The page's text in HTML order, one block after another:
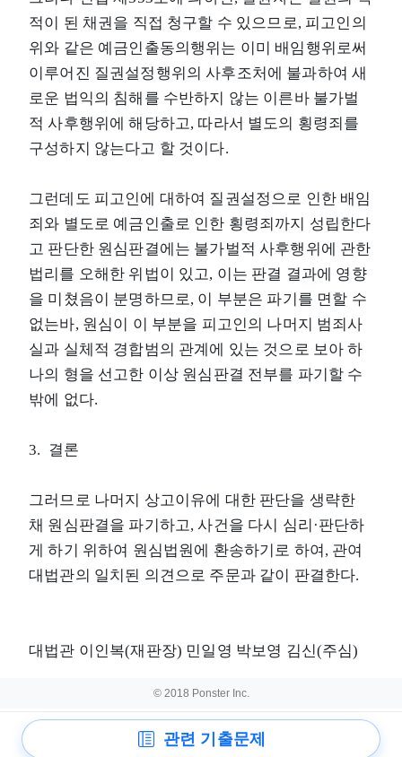
적이 된 채권을 직접 청구할 수 있으므로, 피고인의
위와 같은 예금인출동의행위는 이미 배임행위로써
이루어진 질권설정행위의 사후조처에 불과하여 새
로운 법익의 침해를 수반하지 않는 이른바 불가벌
적 사후행위에 해당하고, 따라서 별도의 횡령죄를
구성하지 않는다고 할 것이다.
그런데도 피고인에 대하여 질권설정으로 인한 배임
죄와 별도로 예금인출로 인한 횡령죄까지 성립한다
고 판단한 원심판결에는 불가벌적 사후행위에 관한
법리를 오해한 위법이 있고, 이는 판결 결과에 영향
을 미쳤음이 분명하므로, 이 부분은 파기를 면할 수
없는바, 원심이 이 부분을 피고인의 나머지 범죄사
실과 실체적 경합범의 관계에 있는 것으로 보아 하
나의 형을 선고한 이상 원심판결 전부를 파기할 수
밖에 없다.
3. 결론
그러므로 나머지 상고이유에 대한 판단을 생략한
채 원심판결을 파기하고, 사건을 다시 심리·판단하
게 하기 위하여 원심법원에 환송하기로 하여, 관여
대법관의 일치된 의견으로 주문과 같이 판결한다.
대법관 이인복(재판장) 민일영 박보영 김신(주심)
© 2018 Ponster Inc.
관련 기출문제